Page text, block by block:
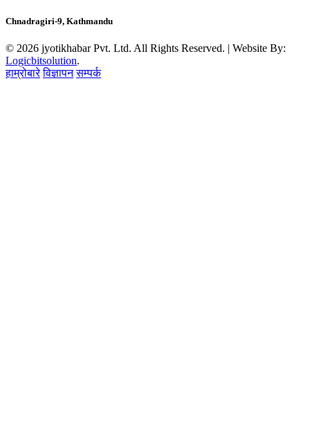
Chnadragiri-9, Kathmandu
© 2026 jyotikhabar Pvt. Ltd. All Rights Reserved. | Website By:
Logicbitsolution.
हाम्रोबारे विज्ञापन सम्पर्क